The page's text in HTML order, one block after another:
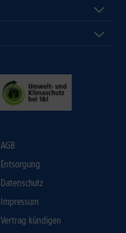
AGB
Entsorgung
Datenschutz
Impressum
Vertrag kündigen